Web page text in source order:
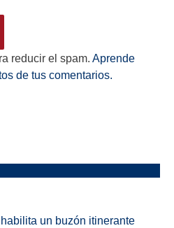
reducir el spam. Aprende
de tus comentarios.
un buzón itinerante